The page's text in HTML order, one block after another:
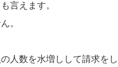
言えます。
。
人数を水増しして請求をし